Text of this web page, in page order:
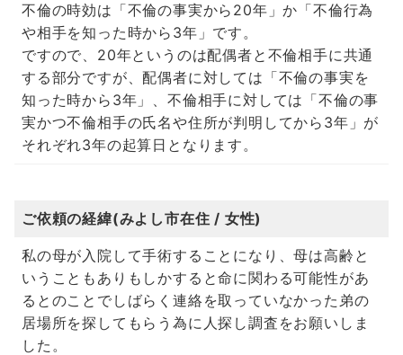
不倫の時効は「不倫の事実から20年」か「不倫行為
や相手を知った時から3年」です。
ですので、20年というのは配偶者と不倫相手に共通
する部分ですが、配偶者に対しては「不倫の事実を
知った時から3年」、不倫相手に対しては「不倫の事
実かつ不倫相手の氏名や住所が判明してから3年」が
それぞれ3年の起算日となります。
ご依頼の経緯(みよし市在住 / 女性)
私の母が入院して手術することになり、母は高齢と
いうこともありもしかすると命に関わる可能性があ
るとのことでしばらく連絡を取っていなかった弟の
居場所を探してもらう為に人探し調査をお願いしま
した。